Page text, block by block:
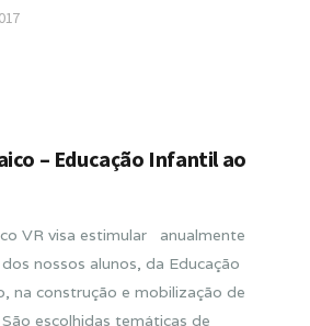
– Educação Infantil ao
VR visa estimular anualmente
nossos alunos, da Educação
na construção e mobilização de
escolhidas temáticas de